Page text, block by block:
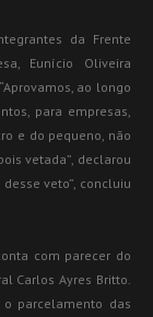
da Frente
Eunício Oliveira
ao longo
para empresas,
e do pequeno, não
vetada”, declarou
veto”, concluiu
com parecer do
Carlos Ayres Britto.
parcelamento das